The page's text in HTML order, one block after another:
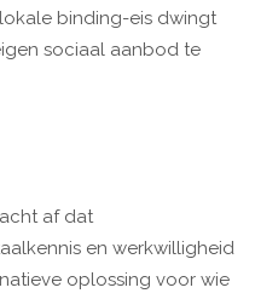
binding-eis dwingt
sociaal aanbod te
af dat
en werkwilligheid
oplossing voor wie